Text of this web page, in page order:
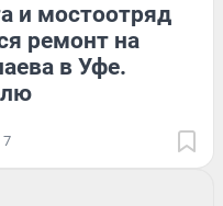
и мостоотряд
ремонт на
в Уфе.
7